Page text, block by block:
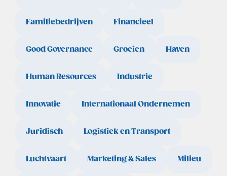
Familiebedrijven Financieel
Good Governance Groeien Haven
Human Resources Industrie
Innovatie Internationaal Ondernemen
Juridisch Logistiek en Transport
Luchtvaart Marketing & Sales Milieu